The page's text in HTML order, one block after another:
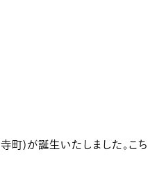
町)が誕生いたしました。こ